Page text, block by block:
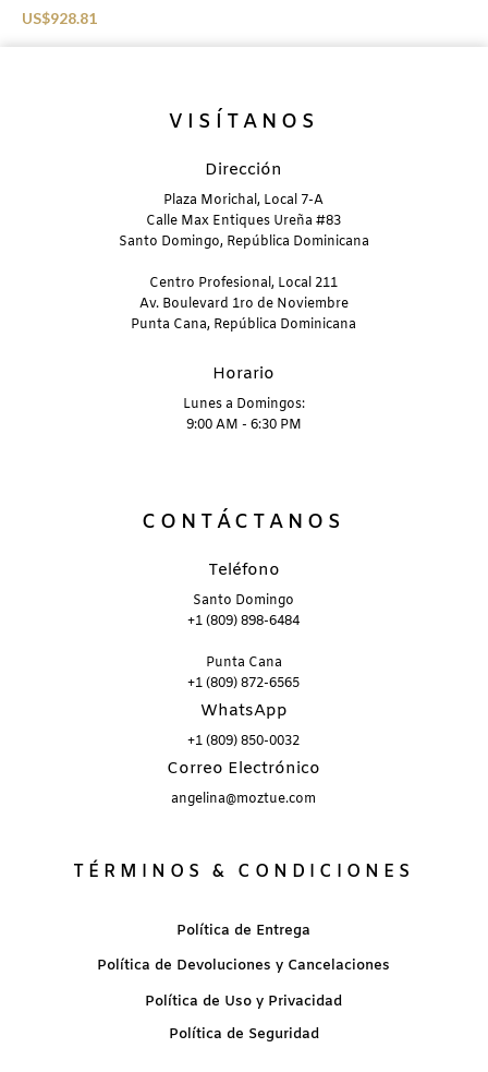
US$928.81
VISÍTANOS
Dirección
Plaza Morichal, Local 7-A
Calle Max Entiques Ureña #83
Santo Domingo, República Dominicana
Centro Profesional, Local 211
Av. Boulevard 1ro de Noviembre
Punta Cana, República Dominicana
Horario
Lunes a Domingos:
9:00 AM - 6:30 PM
CONTÁCTANOS
Teléfono
Santo Domingo
+1 (809) 898-6484
Punta Cana
+1 (809) 872-6565
WhatsApp
+1 (809) 850-0032
Correo Electrónico
angelina@moztue.com
TÉRMINOS & CONDICIONES
Política de Entrega
Política de Devoluciones y Cancelaciones
Política de Uso y Privacidad
Política de Seguridad